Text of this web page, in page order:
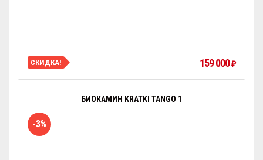
СКИДКА! 159 000₽
БИОКАМИН KRATKI TANGO 1
-3%